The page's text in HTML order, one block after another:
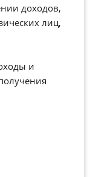
доходов,
лиц,
и